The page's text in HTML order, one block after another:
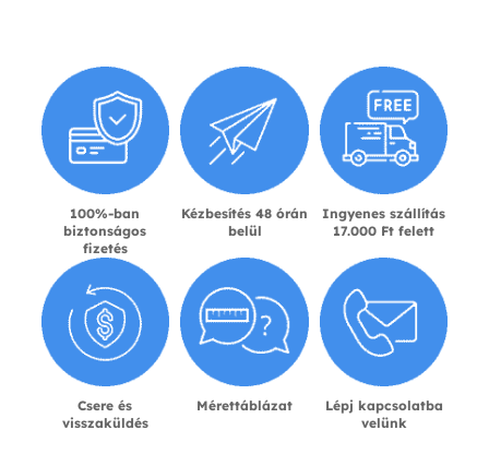
100%-ban
biztonságos
fizetés
Kézbesítés 48 órán
belül
Ingyenes szállítás
17.000 Ft felett
Csere és
visszaküldés
Mérettáblázat
Lépj kapcsolatba
velünk